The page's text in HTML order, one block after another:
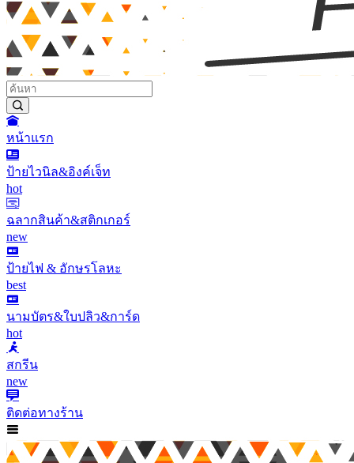
หน้าแรก
ป้ายไวนิล&อิงค์เจ็ท
hot
ฉลากสินค้า&สติกเกอร์
new
ป้ายไฟ & อักษรโลหะ
best
นามบัตร&ใบปลิว&การ์ด
hot
สกรีน
new
ติดต่อทางร้าน